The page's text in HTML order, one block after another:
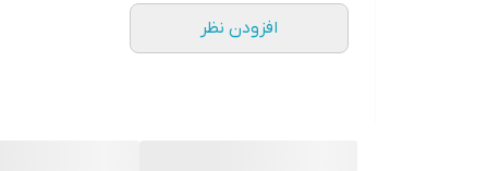
افزودن نظر